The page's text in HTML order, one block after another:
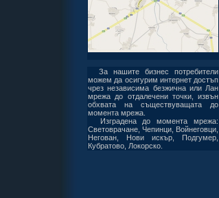
За нашите бизнес потребители
можем да осигурим интернет достъп
чрез независима безжична или Лан
мрежа до отдалечени точки, извън
обхвата на съществуващата до
момента мрежа.
Изградена до момента мрежа:
Световрачане, Чепинци, Войнеговци,
Негован, Нови искър, Подгумер,
Кубратово, Локорско.